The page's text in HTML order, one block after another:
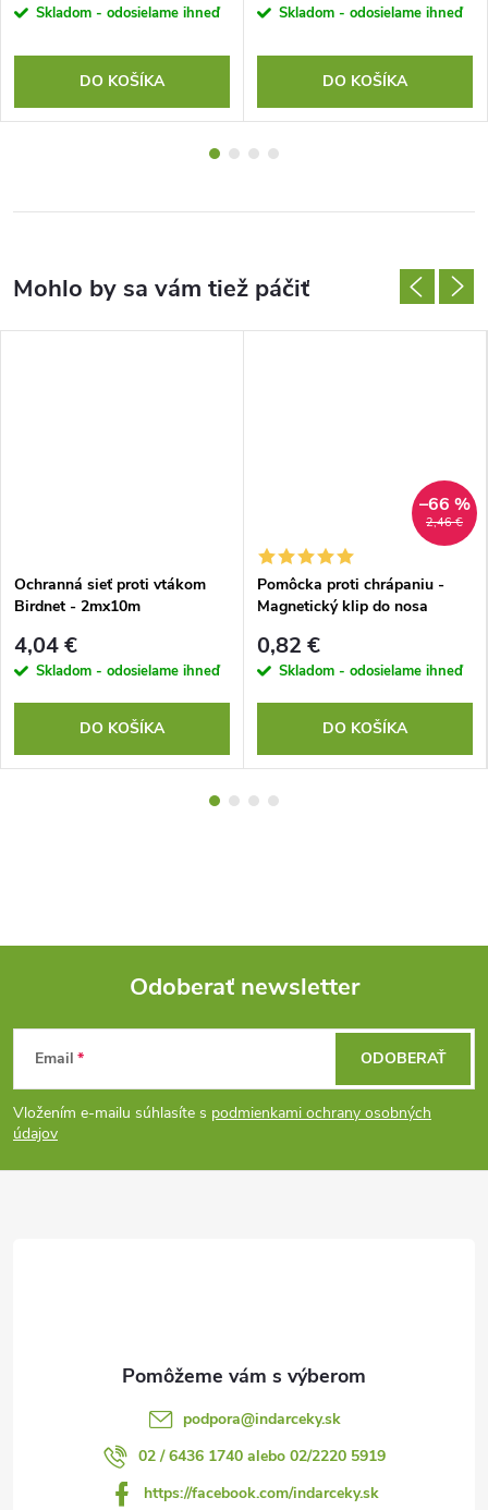
Skladom - odosielame ihneď
DO KOŠÍKA
Skladom - odosielame ihneď
DO KOŠÍKA
Ochranná sieť proti vtákom
Birdnet - 2mx10m
4,04 €
Skladom - odosielame ihneď
DO KOŠÍKA
2,46 €
–66 %
Pomôcka proti chrápaniu -
Magnetický klip do nosa
0,82 €
Skladom - odosielame ihneď
DO KOŠÍKA
Z
á
p
Odoberať newsletter
Email
Vložením e-mailu súhlasíte s podmienkami ochrany osobných
údajov
ODOBERAŤ
podpora@indarceky.sk
02 / 6436 1740 alebo 02/2220 5919
https://facebook.com/indarceky.sk